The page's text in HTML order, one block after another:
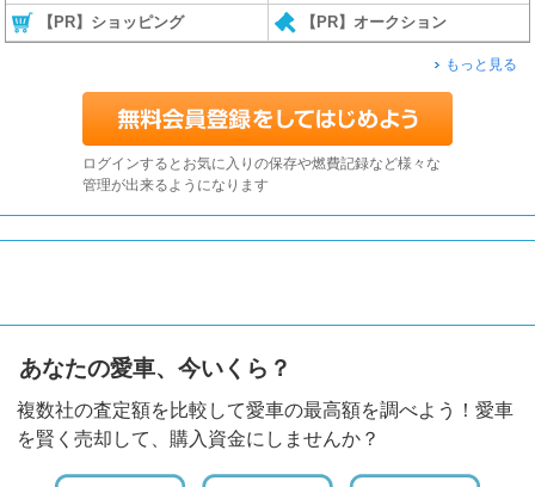
【PR】ショッピング 【PR】オークション
もっと見る
ログインするとお気に入りの保存や燃費記録など様々な
管理が出来るようになります
あなたの愛車、今いくら？
複数社の査定額を比較して愛車の最高額を調べよう！愛車
を賢く売却して、購入資金にしませんか？